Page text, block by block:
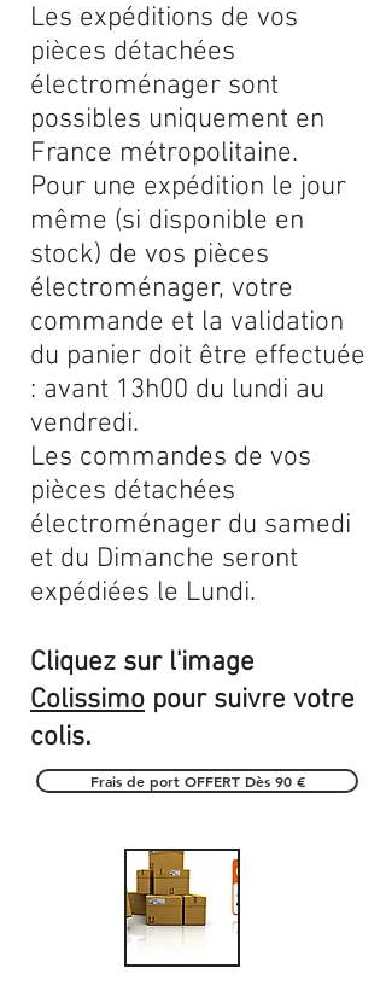
Les expéditions de vos
pièces détachées
électroménager sont
possibles uniquement en
France métropolitaine.
Pour une expédition le jour
même (si disponible en
stock) de vos pièces
électroménager, votre
commande et la validation
du panier doit être effectuée
: avant 13h00 du lundi au
vendredi.
Les commandes de vos
pièces détachées
électroménager du samedi
et du Dimanche seront
expédiées le Lundi.
Cliquez sur l'image
Colissimo pour suivre votre
colis.
Frais de port OFFERT Dès 90 €